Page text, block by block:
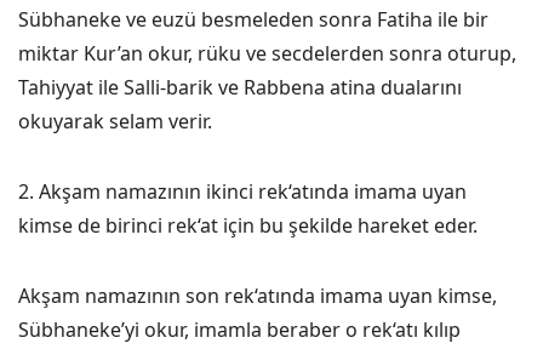
Sübhaneke ve euzü besmeleden sonra Fatiha ile bir
miktar Kur’an okur, rüku ve secdelerden sonra oturup,
Tahiyyat ile Salli-barik ve Rabbena atina dualarını
okuyarak selam verir.
2. Akşam namazının ikinci rek‘atında imama uyan
kimse de birinci rek‘at için bu şekilde hareket eder.
Akşam namazının son rek‘atında imama uyan kimse,
Sübhaneke’yi okur, imamla beraber o rek‘atı kılıp